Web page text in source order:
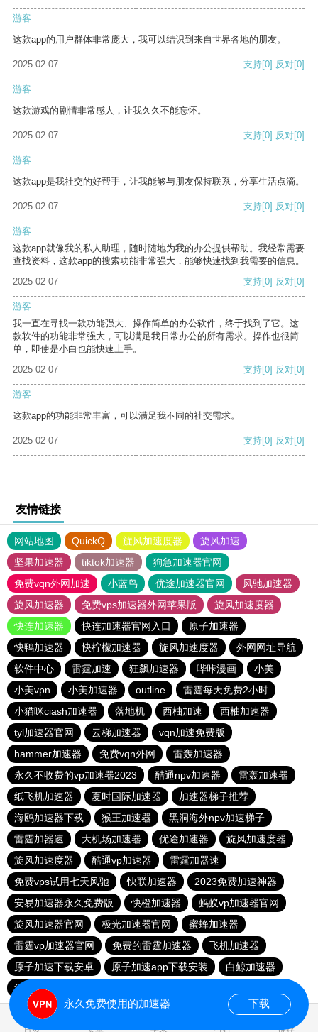
游客
这款app的用户群体非常庞大，我可以结识到来自世界各地的朋友。
2025-02-07 支持[0] 反对[0]
游客
这款游戏的剧情非常感人，让我久久不能忘怀。
2025-02-07 支持[0] 反对[0]
游客
这款app是我社交的好帮手，让我能够与朋友保持联系，分享生活点滴。
2025-02-07 支持[0] 反对[0]
游客
这款app就像我的私人助理，随时随地为我的办公提供帮助。我经常需要
查找资料，这款app的搜索功能非常强大，能够快速找到我需要的信息。
2025-02-07
支持[0] 反对[0]
游客
我一直在寻找一款功能强大、操作简单的办公软件，终于找到了它。这
款软件的功能非常强大，可以满足我日常办公的所有需求。操作也很简
单，即使是小白也能快速上手。
2025-02-07
支持[0] 反对[0]
游客
这款app的功能非常丰富，可以满足我不同的社交需求。
2025-02-07 支持[0] 反对[0]
友情链接
网站地图 QuickQ 旋风加速度器
旋风加速
坚果加速器
tiktok加速器
狗急加速器官网
免费vqn外网加速
小蓝鸟 优途加速器官网
风驰加速器
旋风加速器
免费vps加速器外网苹果版
旋风加速度器
快连加速器
快连加速器官网入口
原子加速器
快鸭加速器
快柠檬加速器 旋风加速度器
外网网址导航
软件中心
雷霆加速 狂飙加速器 哔咔漫画
小美
小美vpn
小美加速器 outline
雷霆每天免费2小时
小猫咪ciash加速器
落地机 西柚加速
西柚加速器
tyl加速器官网
云梯加速器
vqn加速免费版
hammer加速器
免费vqn外网
雷轰加速器
永久不收费的vp加速器2023
酷通npv加速器
雷轰加速器
纸飞机加速器
夏时国际加速器
加速器梯子推荐
海鸥加速器下载
猴王加速器
黑洞海外npv加速梯子
雷霆加器速
大机场加速器 优途加速器
旋风加速度器
旋风加速度器
酷通vp加速器
雷霆加器速
免费vps试用七天风驰
快联加速器
2023免费加速神器
安易加速器永久免费版
快橙加速器
蚂蚁vp加速器官网
旋风加速器官网
极光加速器官网
蜜蜂加速器
雷霆vp加速器官网
免费的雷霆加速器
飞机加速器
原子加速下载安卓
原子加速app下载安装
白鲸加速器
河马加速
首页 安卓 苹果 排行 推荐
永久免费使用的加速器 下载